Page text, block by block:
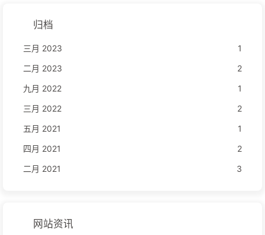
归档
三月 2023
1
二月 2023
2
九月 2022
1
三月 2022
2
五月 2021
1
四月 2021
2
二月 2021
3
网站资讯